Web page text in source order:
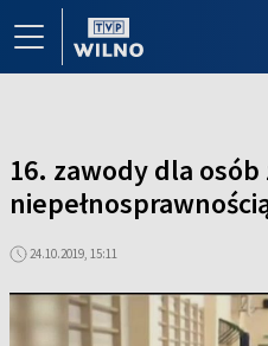
16. zawody dla osób
24.10.2019, 15:11